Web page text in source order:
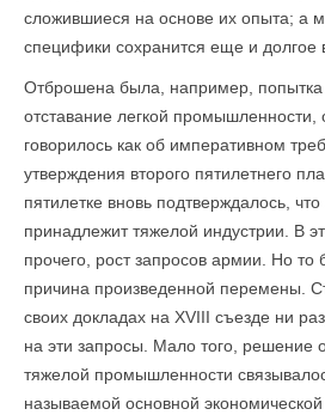
сложившиеся на основе их опыта; а
специфики сохранится еще и долгое
Отброшена была, например, попытка
отставание легкой промышленности,
говорилось как об императивном
утверждения второго пятилетнего
пятилетке вновь подтверждалось,
принадлежит тяжелой индустрии. В
прочего, рост запросов армии. Но то
причина произведенной перемены.
своих докладах на XVIII съезде ни
на эти запросы. Мало того, решение
тяжелой промышленности
называемой основной